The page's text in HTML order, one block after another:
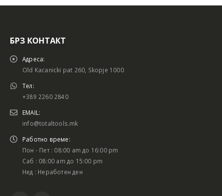
Батериски сет
Батериски сет Ротирачки Чекан и Бормашина 20V
БРЗ КОНТАКТ
Адреса:
Old Kacanicki pat 260, Skopje 1000
Тел:
+389 2260 2840
EMAIL:
info@totaltools.mk
Работно време:
Пон - Пет : 08:00 am до 16:00 pm
Саб : 08:00 am до 15:00 pm
Нед : Неработен ден